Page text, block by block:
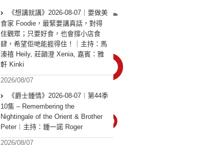
《想講就講》2026-08-07｜要做美
食家 Foodie，最緊要講真話，對得
住觀眾；只要好食，也會撐小店食
肆，希望佢哋能捱得住！｜主持：馬
溱禧 Heily, 莊韻澄 Xenia, 嘉賓：雅
軒 Kinki
2026/08/07
《爵士鍾情》2026-08-07︱第44季
10集 – Remembering the
Nightingale of the Orient & Brother
Peter︱主持：鍾一諾 Roger
2026/08/07